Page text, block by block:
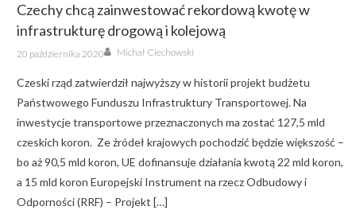
Czechy chcą zainwestować rekordową kwotę w
infrastrukturę drogową i kolejową
Posted
on
20 października 2020 Author
Michał Ciechowski
Czeski rząd zatwierdził najwyższy w historii projekt budżetu
Państwowego Funduszu Infrastruktury Transportowej. Na
inwestycje transportowe przeznaczonych ma zostać 127,5 mld
czeskich koron. Ze źródeł krajowych pochodzić będzie większość –
bo aż 90,5 mld koron, UE dofinansuje działania kwotą 22 mld koron,
a 15 mld koron Europejski Instrument na rzecz Odbudowy i
Odporności (RRF) – Projekt […]